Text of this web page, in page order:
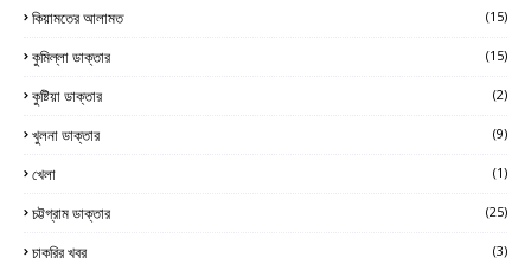
কিয়ামতের আলামত (15)
কুমিল্লা ডাক্তার (15)
কুষ্টিয়া ডাক্তার (2)
খুলনা ডাক্তার (9)
খেলা (1)
চট্টগ্রাম ডাক্তার (25)
চাকরির খবর (3)